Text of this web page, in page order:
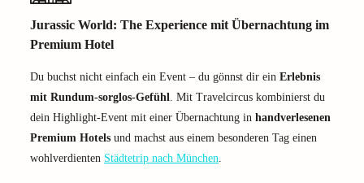
Jurassic World: The Experience mit Übernachtung im
Premium Hotel
Du buchst nicht einfach ein Event – du gönnst dir ein Erlebnis
mit Rundum-sorglos-Gefühl. Mit Travelcircus kombinierst du
dein Highlight-Event mit einer Übernachtung in handverlesenen
Premium Hotels und machst aus einem besonderen Tag einen
wohlverdienten Städtetrip nach München.